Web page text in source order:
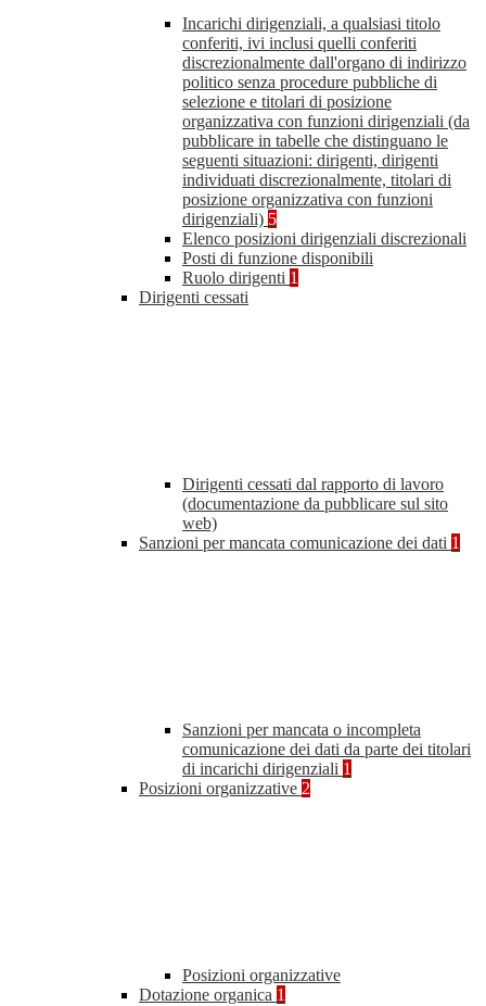
Incarichi dirigenziali, a qualsiasi titolo
conferiti, ivi inclusi quelli conferiti
discrezionalmente dall'organo di indirizzo
politico senza procedure pubbliche di
selezione e titolari di posizione
organizzativa con funzioni dirigenziali (da
pubblicare in tabelle che distinguano le
seguenti situazioni: dirigenti, dirigenti
individuati discrezionalmente, titolari di
posizione organizzativa con funzioni
dirigenziali) 5
Elenco posizioni dirigenziali discrezionali
Posti di funzione disponibili
Ruolo dirigenti 1
Dirigenti cessati
Dirigenti cessati dal rapporto di lavoro
(documentazione da pubblicare sul sito
web)
Sanzioni per mancata comunicazione dei dati 1
Sanzioni per mancata o incompleta
comunicazione dei dati da parte dei titolari
di incarichi dirigenziali 1
Posizioni organizzative 2
Posizioni organizzative
Dotazione organica 1